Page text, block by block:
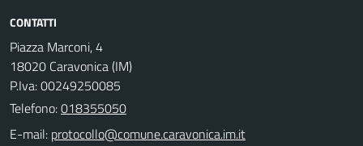
CONTATTI
Piazza Marconi, 4
18020 Caravonica (IM)
P.Iva: 00249250085
Telefono:018355050
E-mail: